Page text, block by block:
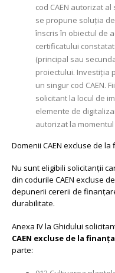
cod CAEN autorizat
se propune soluția
înscris în obiectul de
certificatului
(principal sau
proiectului. Investiția
un singur cod CAEN.
solicitant la locul de
elemente de
autorizat la
Domenii CAEN excluse de
Nu sunt eligibili solicitanții
din codurile CAEN excluse
depunerii cererii de
durabilitate.
Anexa IV la Ghidului
CAEN excluse de la
parte: